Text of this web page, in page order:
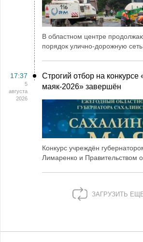
В областном центре
порядок улично-дорожную сеть
17:37
5
августа
2026
Строгий отбор на конкурсе
маяк‑2026» завершён
Конкурс учреждён
Лимаренко и Правительством
ЗАГРУЗИТЬ